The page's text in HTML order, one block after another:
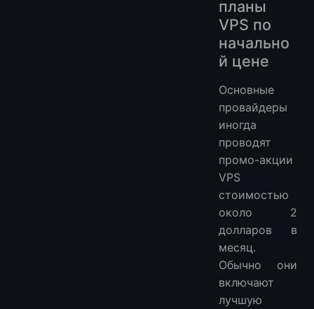
планы
VPS по
начально
й цене
Основные
провайдеры
иногда
проводят
промо-акции
VPS
стоимостью
около 2
долларов в
месяц.
Обычно они
включают
лучшую